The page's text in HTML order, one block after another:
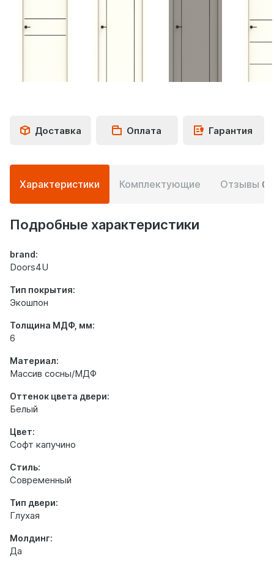
Доставка Оплата Гарантия
Подробная
информация
о
дверях
Характеристики Комплектующие Отзывы 0
Подробные характеристики
brand:
Doors4U
Тип покрытия:
Экошпон
Толщина МДФ, мм:
6
Материал:
Массив сосны/МДФ
Оттенок цвета двери:
Белый
Цвет:
Софт капучино
Стиль:
Современный
Тип двери:
Глухая
Молдинг:
Да